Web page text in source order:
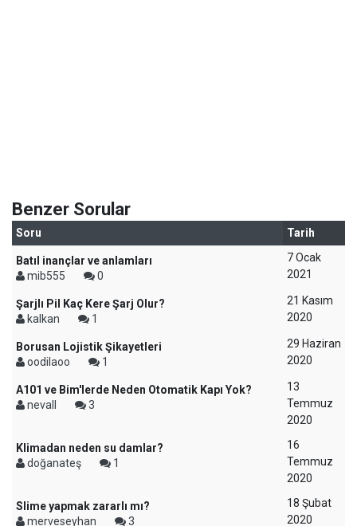
Benzer Sorular
Soru Tarih
Batıl inançlar ve anlamları
mib555
0
7 Ocak
2021
Şarjlı Pil Kaç Kere Şarj Olur?
kalkan
1
21 Kasım
2020
Borusan Lojistik Şikayetleri
oodilaoo
1
29 Haziran
2020
A101 ve Bim'lerde Neden Otomatik Kapı Yok?
nevall
3
13
Temmuz
2020
Klimadan neden su damlar?
doğanateş
1
16
Temmuz
2020
Slime yapmak zararlı mı?
merveseyhan
3
18 Şubat
2020